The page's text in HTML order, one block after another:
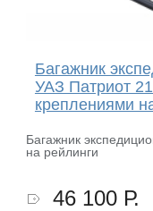
Багажник
УАЗ Патриот
креплениями
Багажник
на рейлинги
46 100 Р.